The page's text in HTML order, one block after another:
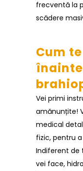
frecventă la
scădere
Cum
Vei primi
amănunțite!
medical
fizic, pentru
Indiferent de
vei face,